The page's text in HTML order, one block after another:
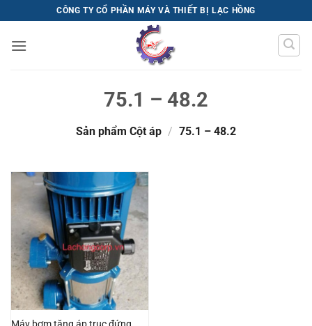
qua
nội
CÔNG TY CỔ PHẦN MÁY VÀ THIẾT BỊ LẠC HỒNG
75.1 – 48.2
Sản phẩm Cột áp / 75.1 – 48.2